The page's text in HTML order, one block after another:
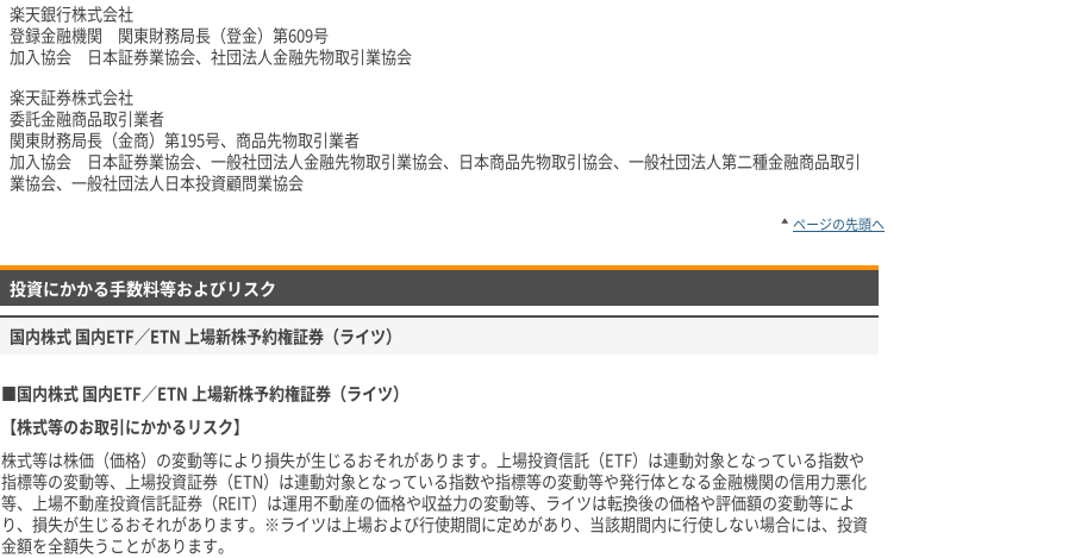
楽天銀行株式会社
登録金融機関 関東財務局長（登金）第609号
加入協会 日本証券業協会、社団法人金融先物取引業協会
楽天証券株式会社
委託金融商品取引業者
関東財務局長（金商）第195号、商品先物取引業者
加入協会 日本証券業協会、一般社団法人金融先物取引業協会、日本商品先物取引協会、一般社団法人第二種金融商品取引
業協会、一般社団法人日本投資顧問業協会
ページの先頭へ
投資にかかる手数料等およびリスク
国内株式 国内ETF／ETN 上場新株予約権証券（ライツ）
■国内株式 国内ETF／ETN 上場新株予約権証券（ライツ）
【株式等のお取引にかかるリスク】
株式等は株価（価格）の変動等により損失が生じるおそれがあります。上場投資信託（ETF）は連動対象となっている指数や
指標等の変動等、上場投資証券（ETN）は連動対象となっている指数や指標等の変動等や発行体となる金融機関の信用力悪化
等、上場不動産投資信託証券（REIT）は運用不動産の価格や収益力の変動等、ライツは転換後の価格や評価額の変動等によ
り、損失が生じるおそれがあります。※ライツは上場および行使期間に定めがあり、当該期間内に行使しない場合には、投資
金額を全額失うことがあります。